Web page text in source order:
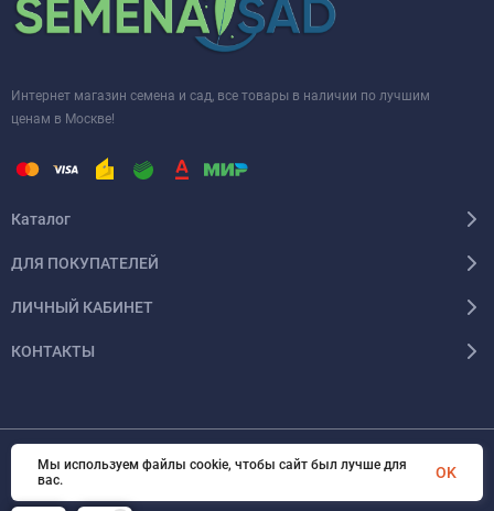
Интернет магазин семена и сад, все товары в наличии по лучшим
ценам в Москве!
Каталог
ДЛЯ ПОКУПАТЕЛЕЙ
ЛИЧНЫЙ КАБИНЕТ
КОНТАКТЫ
© 2026 InSale. Все права защищены
Мы используем файлы cookie, чтобы сайт был лучше для
вас.
OK